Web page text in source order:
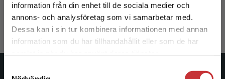
information från din enhet till de sociala medier och
annons- och analysföretag som vi samarbetar med.
Dessa kan i sin tur kombinera informationen med annan
information som du har tillhandahållit eller som de har
Det verkar som att du besöker
studentlitteratur.se via en enhet utanför Sverige.
Vi erbjuder inte leveranser utanför Sverige. För
161 krinkl. moms
Exkl. moms: 152 kr